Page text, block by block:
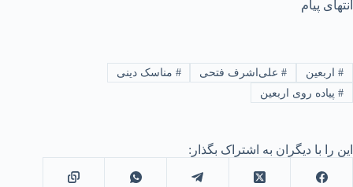
انتهای پیام
#اربعین #علی‌اشرف فتحی # مناسک دینی
#پیاده روی اربعین
این را با دیگران به اشتراک بگذار: